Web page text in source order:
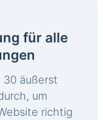
für alle
30 äußerst
um
richtig